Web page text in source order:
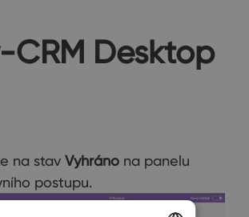
CRM Desktop
na stav Vyhráno na panelu
postupu.